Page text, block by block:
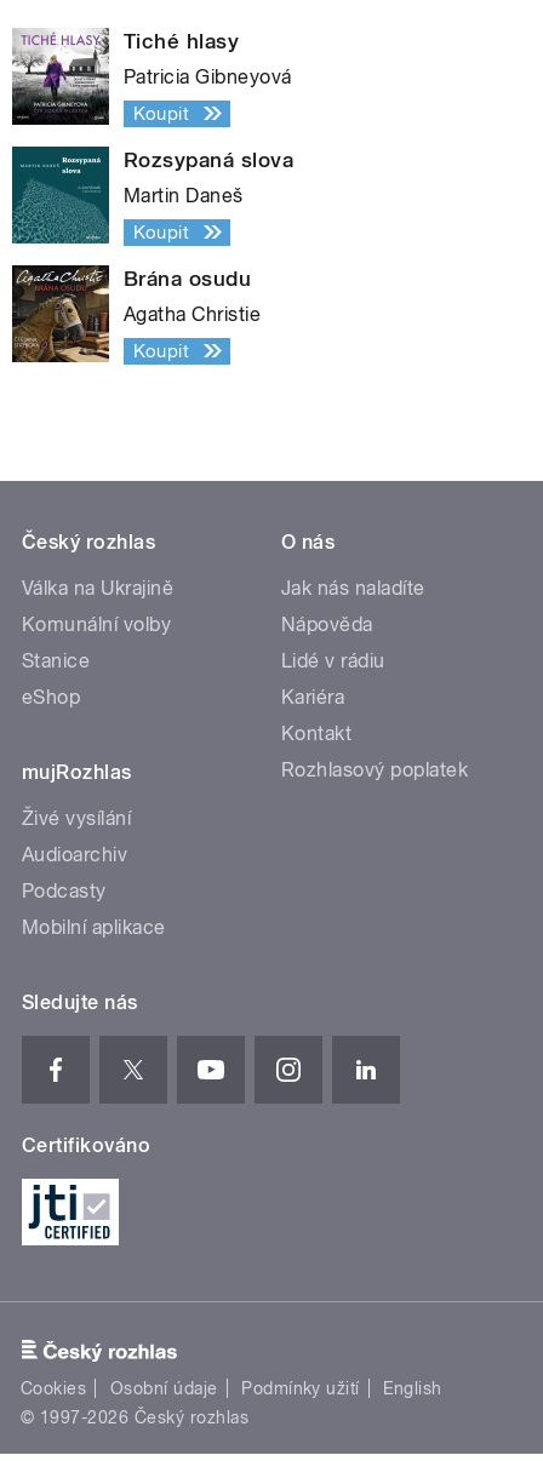
Tiché hlasy
Patricia Gibneyová
Koupit
Rozsypaná slova
Martin Daneš
Koupit
Brána osudu
Agatha Christie
Koupit
Český rozhlas
Válka na Ukrajině
Komunální volby
Stanice
eShop
mujRozhlas
Živé vysílání
Audioarchiv
Podcasty
Mobilní aplikace
O nás
Jak nás naladíte
Nápověda
Lidé v rádiu
Kariéra
Kontakt
Rozhlasový poplatek
Sledujte nás
Certifikováno
Cookies Osobní údaje Podmínky užití
English
© 1997-2026 Český rozhlas